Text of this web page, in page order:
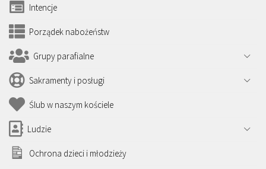
Intencje
Porządek nabożeństw
Grupy parafialne
Sakramenty i posługi
Ślub w naszym kościele
Ludzie
Ochrona dzieci i młodzieży